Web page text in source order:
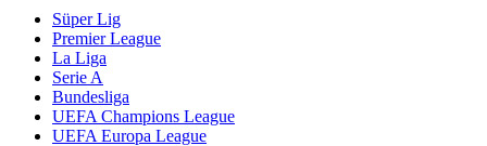
Süper Lig
Premier League
La Liga
Serie A
Bundesliga
UEFA Champions League
UEFA Europa League